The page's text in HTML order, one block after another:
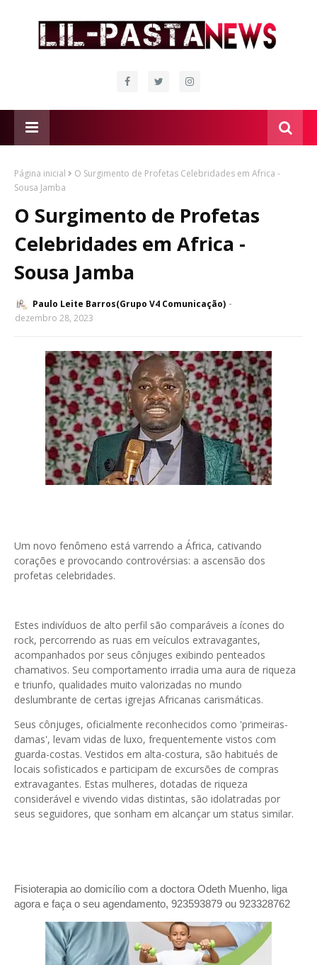
Página inicial
O Surgimento de Profetas Celebridades em Africa -
Sousa Jamba
O Surgimento de Profetas
Celebridades em Africa -
Sousa Jamba
Paulo Leite Barros(Grupo V4 Comunicação)
dezembro 28, 2023
Um novo fenômeno está varrendo a África, cativando
corações e provocando controvérsias: a ascensão dos
profetas celebridades.
Estes indivíduos de alto perfil são comparáveis a ícones do
rock, percorrendo as ruas em veículos extravagantes,
acompanhados por seus cônjuges exibindo penteados
chamativos. Seu comportamento irradia uma aura de riqueza
e triunfo, qualidades muito valorizadas no mundo
deslumbrante de certas igrejas Africanas carismáticas.
Seus cônjuges, oficialmente reconhecidos como 'primeiras-
damas', levam vidas de luxo, frequentemente vistos com
guarda-costas. Vestidos em alta-costura, são habitués de
locais sofisticados e participam de excursões de compras
extravagantes. Estas mulheres, dotadas de riqueza
considerável e vivendo vidas distintas, são idolatradas por
seus seguidores, que sonham em alcançar um status similar.
Fisioterapia ao domicílio com a doctora Odeth Muenho, liga
agora e faça o seu agendamento, 923593879 ou 923328762